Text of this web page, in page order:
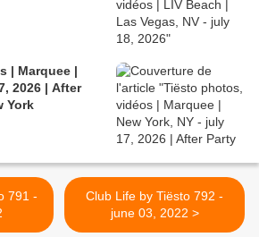
| Marquee |
2026 | After
York
Club Life by Tiësto 792 -
june 03, 2022 >